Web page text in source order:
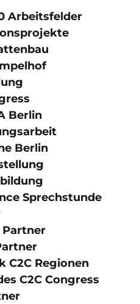
Arbeitsfelder
Berlin
Berlin
Sprechstunde
Partner
C2C Regionen
C2C Congress